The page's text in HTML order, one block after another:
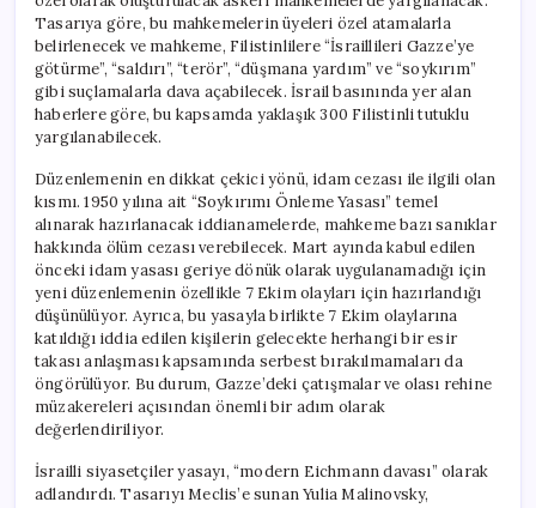
Tasarıya göre, bu mahkemelerin üyeleri özel atamalarla
belirlenecek ve mahkeme, Filistinlilere “İsraillileri Gazze’ye
götürme”, “saldırı”, “terör”, “düşmana yardım” ve “soykırım”
gibi suçlamalarla dava açabilecek. İsrail basınında yer alan
haberlere göre, bu kapsamda yaklaşık 300 Filistinli tutuklu
yargılanabilecek.
Düzenlemenin en dikkat çekici yönü, idam cezası ile ilgili olan
kısmı. 1950 yılına ait “Soykırımı Önleme Yasası” temel
alınarak hazırlanacak iddianamelerde, mahkeme bazı sanıklar
hakkında ölüm cezası verebilecek. Mart ayında kabul edilen
önceki idam yasası geriye dönük olarak uygulanamadığı için
yeni düzenlemenin özellikle 7 Ekim olayları için hazırlandığı
düşünülüyor. Ayrıca, bu yasayla birlikte 7 Ekim olaylarına
katıldığı iddia edilen kişilerin gelecekte herhangi bir esir
takası anlaşması kapsamında serbest bırakılmamaları da
öngörülüyor. Bu durum, Gazze’deki çatışmalar ve olası rehine
müzakereleri açısından önemli bir adım olarak
değerlendiriliyor.
İsrailli siyasetçiler yasayı, “modern Eichmann davası” olarak
adlandırdı. Tasarıyı Meclis’e sunan Yulia Malinovsky,